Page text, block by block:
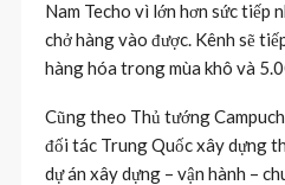
Nam Techo vì lớn hơn sức tiếp
chở hàng vào được. Kênh sẽ
hàng hóa trong mùa khô và
Cũng theo Thủ tướng
đối tác Trung Quốc xây dựng
dự án xây dựng – vận hành –